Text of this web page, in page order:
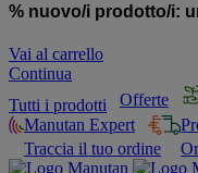
% nuovo/i prodotto/i:
Vai al carrello
Continua
Tutti i prodotti
Offerte
Manutan Expert
Traccia il tuo ordine